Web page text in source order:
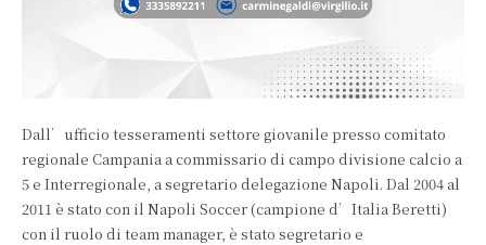
Dall’ufficio tesseramenti settore giovanile presso comitato
regionale Campania a commissario di campo divisione calcio a
5 e Interregionale, a segretario delegazione Napoli. Dal 2004 al
2011 è stato con il Napoli Soccer (campione d’Italia Beretti)
con il ruolo di team manager, è stato segretario e